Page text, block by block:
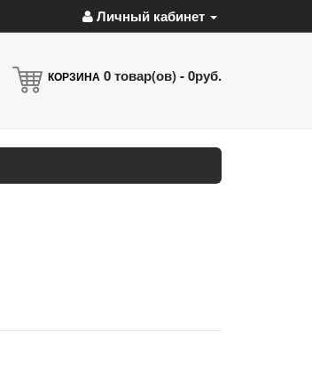
Личный кабинет
КОРЗИНА 0товар(ов) -0руб.